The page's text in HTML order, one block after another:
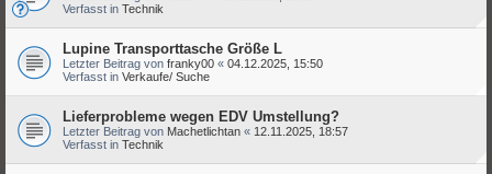
Verfasst in Technik
Lupine Transporttasche Größe L
Letzter Beitrag von franky00 « 04.12.2025, 15:50
Verfasst in Verkaufe/ Suche
Lieferprobleme wegen EDV Umstellung?
Letzter Beitrag von Machetlichtan « 12.11.2025, 18:57
Verfasst in Technik